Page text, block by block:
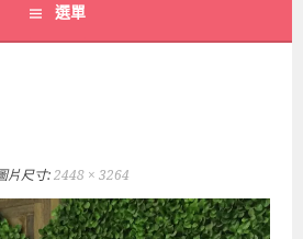
選單
片尺寸:2448 × 3264